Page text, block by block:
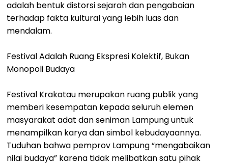
adalah bentuk distorsi sejarah dan pengabaian
terhadap fakta kultural yang lebih luas dan
mendalam.
Festival Adalah Ruang Ekspresi Kolektif, Bukan
Monopoli Budaya
Festival Krakatau merupakan ruang publik yang
memberi kesempatan kepada seluruh elemen
masyarakat adat dan seniman Lampung untuk
menampilkan karya dan simbol kebudayaannya.
Tuduhan bahwa pemprov Lampung “mengabaikan
nilai budaya” karena tidak melibatkan satu pihak